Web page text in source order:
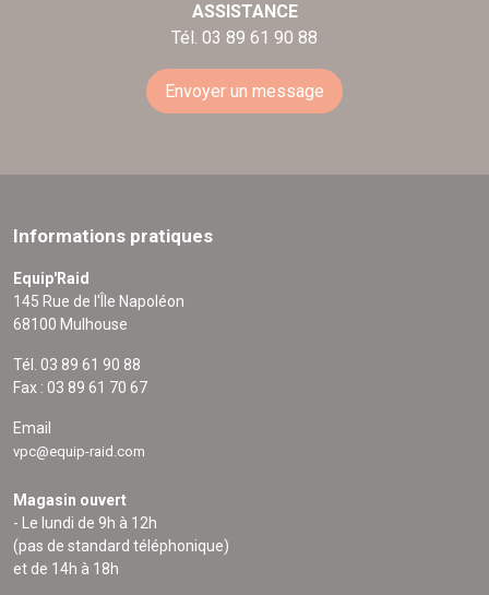
ASSISTANCE
Tél. 03 89 61 90 88
Envoyer un message
Informations pratiques
Equip'Raid
145 Rue de l'Île Napoléon
68100 Mulhouse
Tél. 03 89 61 90 88
Fax : 03 89 61 70 67
Email
vpc@equip-raid.com
Magasin ouvert
- Le lundi de 9h à 12h
(pas de standard téléphonique)
et de 14h à 18h